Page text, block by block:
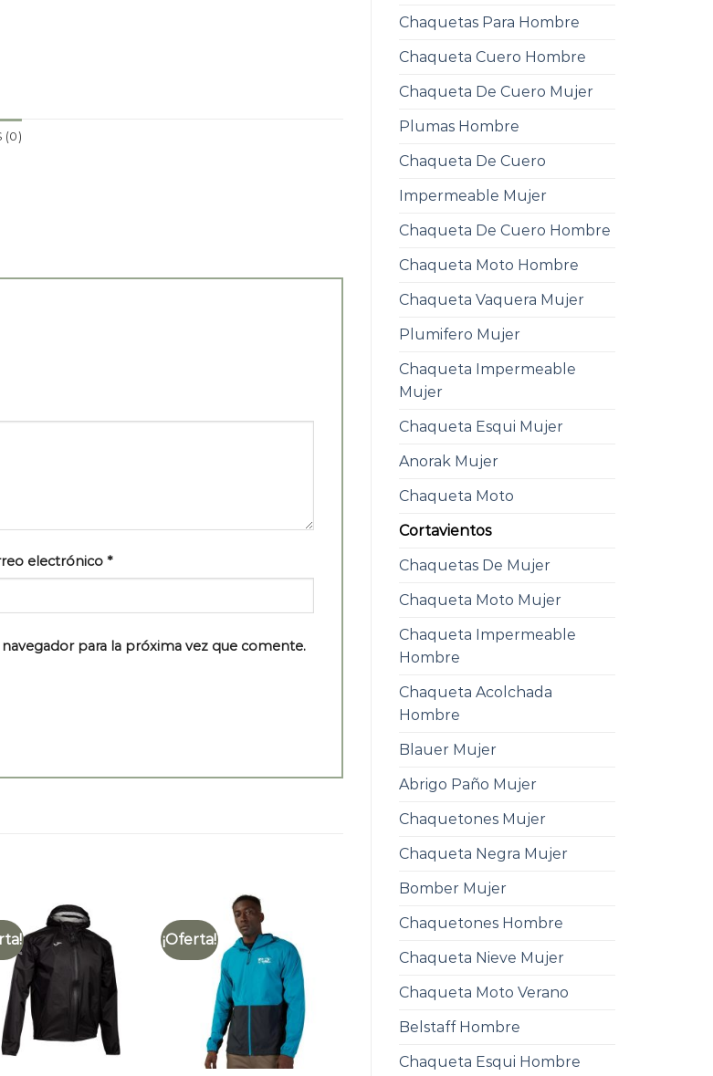
Chaquetas Para Hombre
Chaqueta Cuero Hombre
Chaqueta De Cuero Mujer
Plumas Hombre
Chaqueta De Cuero
Impermeable Mujer
Chaqueta De Cuero Hombre
Chaqueta Moto Hombre
Chaqueta Vaquera Mujer
Plumifero Mujer
Chaqueta Impermeable
Mujer
Chaqueta Esqui Mujer
Anorak Mujer
Chaqueta Moto
Cortavientos
Chaquetas De Mujer
Chaqueta Moto Mujer
Chaqueta Impermeable
Hombre
Chaqueta Acolchada
Hombre
Blauer Mujer
Abrigo Paño Mujer
Chaquetones Mujer
Chaqueta Negra Mujer
Bomber Mujer
Chaquetones Hombre
Chaqueta Nieve Mujer
Chaqueta Moto Verano
Belstaff Hombre
Chaqueta Esqui Hombre
(0)
electrónico *
para la próxima vez que comente.
¡Oferta!